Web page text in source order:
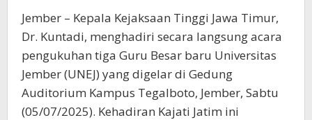
Jember – Kepala Kejaksaan Tinggi Jawa Timur,
Dr. Kuntadi, menghadiri secara langsung acara
pengukuhan tiga Guru Besar baru Universitas
Jember (UNEJ) yang digelar di Gedung
Auditorium Kampus Tegalboto, Jember, Sabtu
(05/07/2025). Kehadiran Kajati Jatim ini